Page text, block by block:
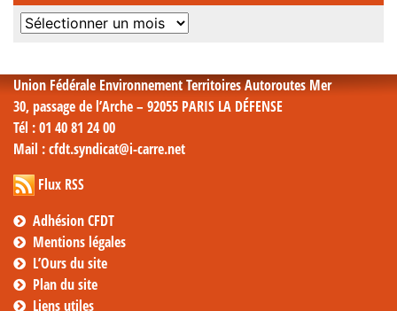
Archives
Union Fédérale Environnement Territoires Autoroutes Mer
30, passage de l’Arche – 92055 PARIS LA DÉFENSE
Tél : 01 40 81 24 00
Mail : cfdt.syndicat@i-carre.net
Flux RSS
Adhésion CFDT
Mentions légales
L’Ours du site
Plan du site
Liens utiles